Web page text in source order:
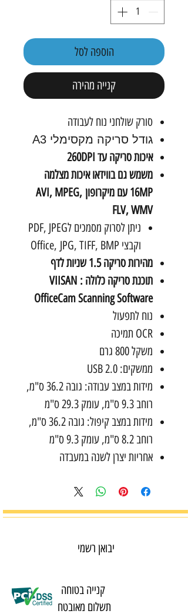
הוספה לסל
קנייה מהירה
סורק שולחני נוח לעבודה
גודל סריקה מקסימלי A3
איכות סריקה עד 260DPI
משמש גם בווידאו איכות מצלמה
16MP עם מיקרופון AVI, MPEG,
FLV, WMV
ניתן לסרוק מסמכים לPDF, JPEG
וקבצי Office, JPG, TIFF, BMP
מהירות סריקה 1.5 שניות לדף
תוכנת סריקה כלולה : VIISAN
OfficeCam Scanning Software
נוח לתפעול
OCR תמיכה
משקל 800 גרם
ממשקים: USB 2.0
מידות במצב עבודה: גובה 36.2 ס"מ,
רוחב 9.3 ס"מ, עומק 29.3 ס"מ
מידות במצב קיפול: גובה 36.2 ס"מ,
רוחב 8.2 ס"מ, עומק 9.3 ס"מ
אחריות יצרן לשנה במעבדה
יבואן רשמי
קנייה בטוחה
תשלום מאובטח